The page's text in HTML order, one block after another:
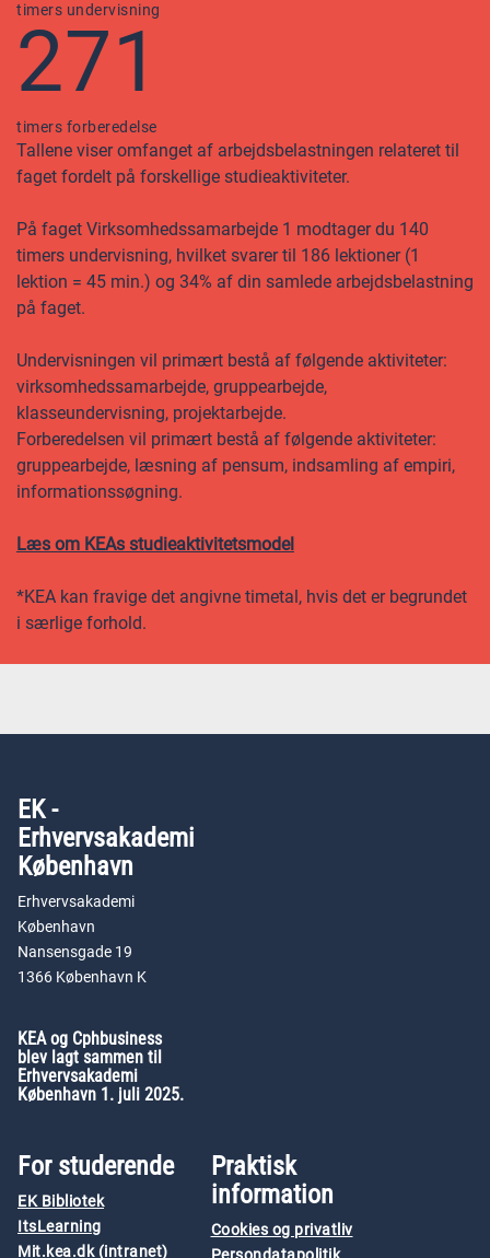
timers undervisning
271
timers forberedelse
Tallene viser omfanget af arbejdsbelastningen relateret til
faget fordelt på forskellige studieaktiviteter.
På faget Virksomhedssamarbejde 1 modtager du 140
timers undervisning, hvilket svarer til 186 lektioner (1
lektion = 45 min.) og 34% af din samlede arbejdsbelastning
på faget.
Undervisningen vil primært bestå af følgende aktiviteter:
virksomhedssamarbejde, gruppearbejde,
klasseundervisning, projektarbejde.
Forberedelsen vil primært bestå af følgende aktiviteter:
gruppearbejde, læsning af pensum, indsamling af empiri,
informationssøgning.
Læs om KEAs studieaktivitetsmodel
*KEA kan fravige det angivne timetal, hvis det er begrundet
i særlige forhold.
EK -
Erhvervsakademi
København
Erhvervsakademi
København
Nansensgade 19
1366 København K
KEA og Cphbusiness
blev lagt sammen til
Erhvervsakademi
København 1. juli 2025.
For studerende
EK Bibliotek
ItsLearning
Mit.kea.dk (intranet)
Praktisk
information
Cookies og privatliv